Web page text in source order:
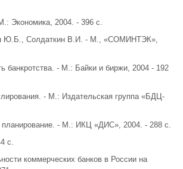
Экономика, 2004. - 396 с.
Ю.Б., Солдаткин В.И. - М., «СОМИНТЭК»,
банкротства. - М.: Байки и биржи, 2004 - 192
- М.: Издательская группа «БДЦ-
планирование. - М.: ИКЦ «ДИС», 2004. - 288 с.
с.
коммерческих банков в России на